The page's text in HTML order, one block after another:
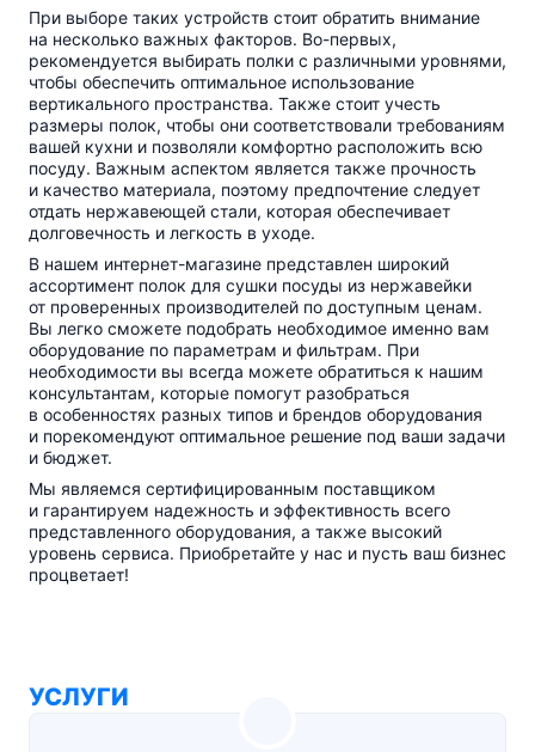
При выборе таких устройств стоит обратить внимание
на несколько важных факторов. Во-первых,
рекомендуется выбирать полки с различными уровнями,
чтобы обеспечить оптимальное использование
вертикального пространства. Также стоит учесть
размеры полок, чтобы они соответствовали требованиям
вашей кухни и позволяли комфортно расположить всю
посуду. Важным аспектом является также прочность
и качество материала, поэтому предпочтение следует
отдать нержавеющей стали, которая обеспечивает
долговечность и легкость в уходе.
В нашем интернет-магазине представлен широкий
ассортимент полок для сушки посуды из нержавейки
от проверенных производителей по доступным ценам.
Вы легко сможете подобрать необходимое именно вам
оборудование по параметрам и фильтрам. При
необходимости вы всегда можете обратиться к нашим
консультантам, которые помогут разобраться
в особенностях разных типов и брендов оборудования
и порекомендуют оптимальное решение под ваши задачи
и бюджет.
Мы являемся сертифицированным поставщиком
и гарантируем надежность и эффективность всего
представленного оборудования, а также высокий
уровень сервиса. Приобретайте у нас и пусть ваш бизнес
процветает!
УСЛУГИ